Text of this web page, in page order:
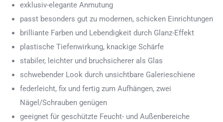
exklusiv-elegante Anmutung
passt besonders gut zu modernen, schicken Einrichtungen
brilliante Farben und Lebendigkeit durch Glanz-Effekt
plastische Tiefenwirkung, knackige Schärfe
stabiler, leichter und bruchsicherer als Glas
schwebender Look durch unsichtbare Galerieschiene
federleicht, fix und fertig zum Aufhängen, zwei
Nägel/Schrauben genügen
geeignet für geschützte Feucht- und Außenbereiche